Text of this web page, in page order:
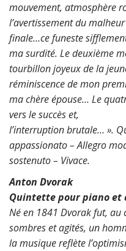
mouvement, atmosphère
l’avertissement du
finale…ce funeste
ma surdité. Le deuxième
tourbillon joyeuxde la
réminiscencede mon
ma chère épouse… Le
vers le succès et,
l’interruption brutale… ».
appassionato –Allegro
sostenuto – Vivace.
Anton Dvorak
Quintette pour piano et
Né en 1841 Dvorak fut,
sombres et agités, un
la musique reflète